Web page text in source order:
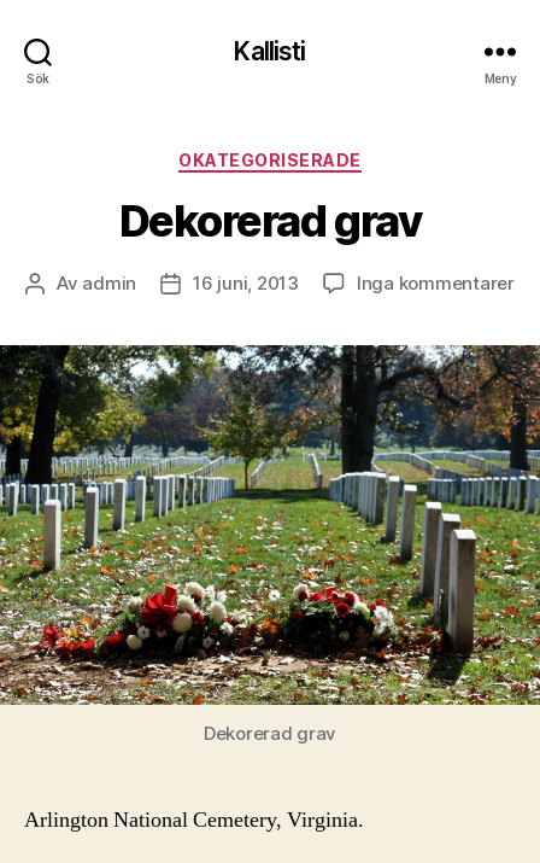
Sök
Kallisti
Meny
Kategorier
OKATEGORISERADE
Dekorerad grav
Inläggsförfattare
Av admin Inläggsdatum
16 juni, 2013 Inga kommentarertill
Dekorerad grav
Arlington National Cemetery, Virginia.